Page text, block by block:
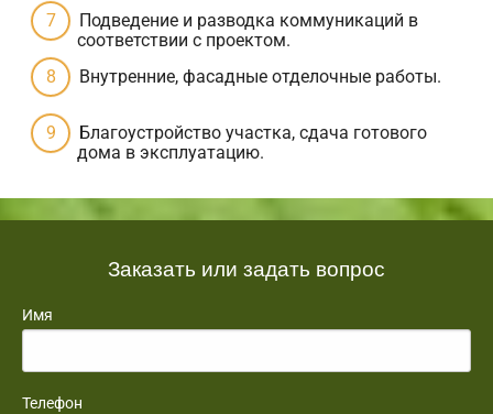
Подведение и разводка коммуникаций в
соответствии с проектом.
Внутренние, фасадные отделочные работы.
Благоустройство участка, сдача готового
дома в эксплуатацию.
Заказать или задать вопрос
Имя
Телефон